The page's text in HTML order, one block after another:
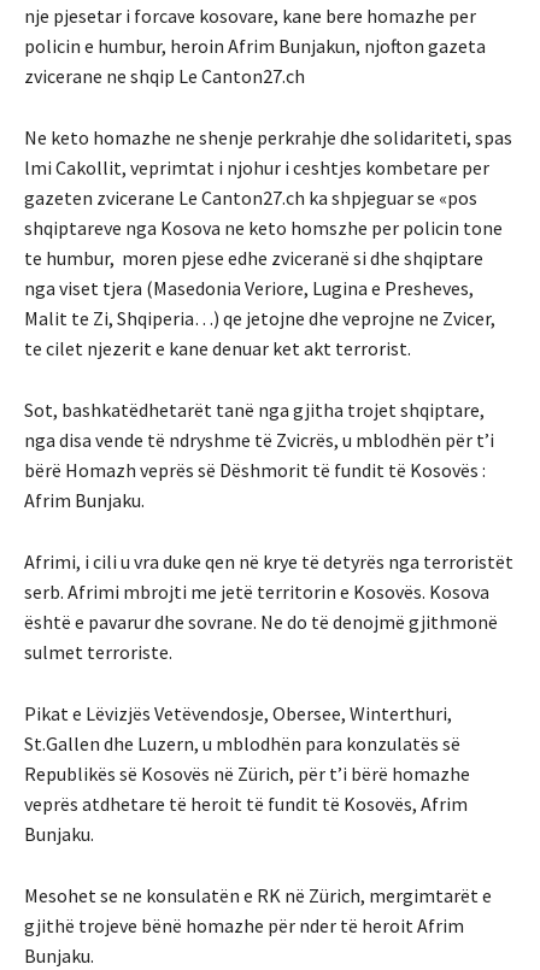
nje pjesetar i forcave kosovare, kane bere homazhe per
policin e humbur, heroin Afrim Bunjakun, njofton gazeta
zvicerane ne shqip Le Canton27.ch
Ne keto homazhe ne shenje perkrahje dhe solidariteti, spas
lmi Cakollit, veprimtat i njohur i ceshtjes kombetare per
gazeten zvicerane Le Canton27.ch ka shpjeguar se «pos
shqiptareve nga Kosova ne keto homszhe per policin tone
te humbur, moren pjese edhe zviceranë si dhe shqiptare
nga viset tjera (Masedonia Veriore, Lugina e Presheves,
Malit te Zi, Shqiperia…) qe jetojne dhe veprojne ne Zvicer,
te cilet njezerit e kane denuar ket akt terrorist.
Sot, bashkatëdhetarët tanë nga gjitha trojet shqiptare,
nga disa vende të ndryshme të Zvicrës, u mblodhën për t’i
bërë Homazh veprës së Dëshmorit të fundit të Kosovës :
Afrim Bunjaku.
Afrimi, i cili u vra duke qen në krye të detyrës nga terroristët
serb. Afrimi mbrojti me jetë territorin e Kosovës. Kosova
është e pavarur dhe sovrane. Ne do të denojmë gjithmonë
sulmet terroriste.
Pikat e Lëvizjës Vetëvendosje, Obersee, Winterthuri,
St.Gallen dhe Luzern, u mblodhën para konzulatës së
Republikës së Kosovës në Zürich, për t’i bërë homazhe
veprës atdhetare të heroit të fundit të Kosovës, Afrim
Bunjaku.
Mesohet se ne konsulatën e RK në Zürich, mergimtarët e
gjithë trojeve bënë homazhe për nder të heroit Afrim
Bunjaku.